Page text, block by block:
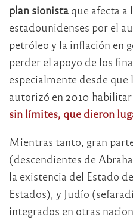
plan sionista que afecta a
estadounidenses por el
petróleo y la inflación en
perder el apoyo de los
especialmente desde que
autorizó en 2010 habilitar
sin límites, que dieron
Mientras tanto, gran
(descendientes de
la existencia del Estado
Estados), y Judío
integrados en otras